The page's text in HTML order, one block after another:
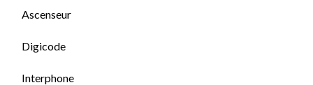
Ascenseur
Digicode
Interphone